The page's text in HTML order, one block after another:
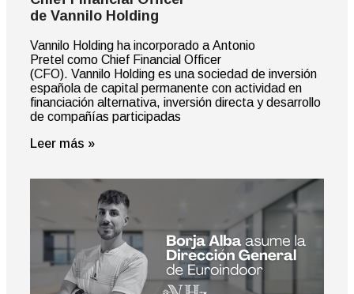
de Vannilo Holding
Vannilo Holding ha incorporado a Antonio
Pretel como Chief Financial Officer
(CFO). Vannilo Holding es una sociedad de inversión
española de capital permanente con actividad en
financiación alternativa, inversión directa y desarrollo
de compañías participadas
Leer más »